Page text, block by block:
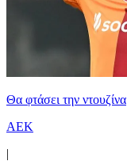
Θα φτάσει την ντουζίνα
ΑΕΚ
|